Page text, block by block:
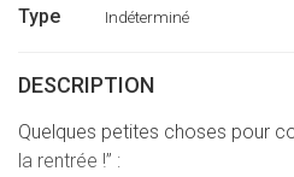
Type Indéterminé
DESCRIPTION
Quelques petites choses pour
la rentrée !” :